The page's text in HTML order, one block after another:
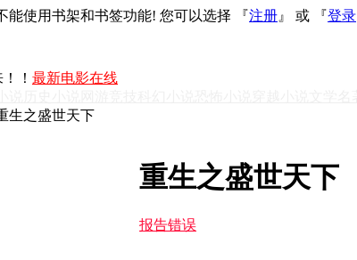
能使用书架和书签功能! 您可以选择 『注册 』 或 『登录
！ 最新电影在线
生之盛世天下
重生之盛世天下
报告错误